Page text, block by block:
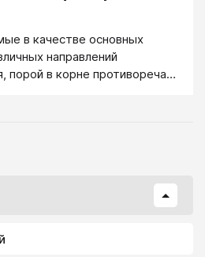
в качестве основных
направлений
порой в корне противоречат